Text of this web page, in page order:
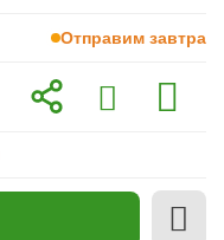
Отправим завтра